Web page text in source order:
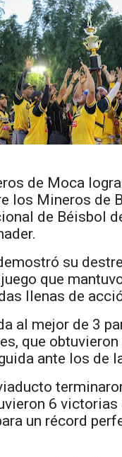
de Moca
los Mineros de
de Béisbol
su
que
llenas de
al mejor de 3
que
ante los de
6 victorias
un récord